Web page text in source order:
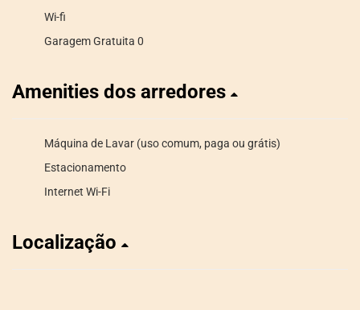
Wi-fi
Garagem Gratuita 0
Amenities dos arredores
Máquina de Lavar (uso comum, paga ou grátis)
Estacionamento
Internet Wi-Fi
Localização